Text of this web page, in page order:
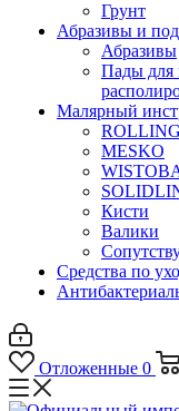
Грунт
Абразивы и
Абразивы
Пады для
Малярный
MESKO
Кисти
Валики
Средства по
Отложенные 0